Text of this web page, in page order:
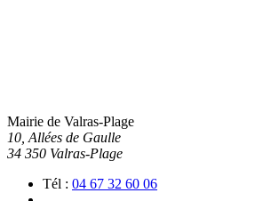
Mairie de Valras-Plage
10, Allées de Gaulle
34 350 Valras-Plage
Tél : 04 67 32 60 06